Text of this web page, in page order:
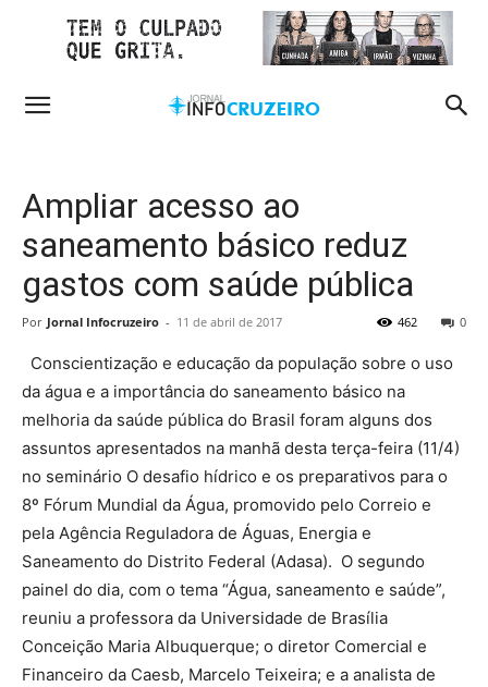
Ampliar acesso ao
saneamento básico reduz
gastos com saúde pública
Por Jornal Infocruzeiro - 11 de abril de 2017 0
462
Conscientização e educação da população sobre o uso
da água e a importância do saneamento básico na
melhoria da saúde pública do Brasil foram alguns dos
assuntos apresentados na manhã desta terça-feira (11/4)
no seminário O desafio hídrico e os preparativos para o
8º Fórum Mundial da Água, promovido pelo Correio e
pela Agência Reguladora de Águas, Energia e
Saneamento do Distrito Federal (Adasa). O segundo
painel do dia, com o tema “Água, saneamento e saúde”,
reuniu a professora da Universidade de Brasília
Conceição Maria Albuquerque; o diretor Comercial e
Financeiro da Caesb, Marcelo Teixeira; e a analista de